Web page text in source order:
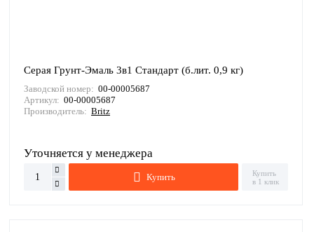
Серая Грунт-Эмаль 3в1 Стандарт (б.лит. 0,9 кг)
Заводской номер: 00-00005687
Артикул: 00-00005687
Производитель: Britz
Уточняется у менеджера
Купить
Купить
в 1 клик